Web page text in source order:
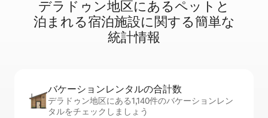
デラドゥン地区に⁠あ⁠るペ⁠ッ⁠ト⁠と
泊⁠ま⁠れ⁠る宿⁠泊⁠施⁠設⁠に関⁠す⁠る簡⁠単⁠な
統⁠計⁠情⁠報
バケーションレ⁠ン⁠タ⁠ル⁠の合⁠計⁠数
デラドゥン地区にある1,140件のバケーションレン
タルをチェックしましょう